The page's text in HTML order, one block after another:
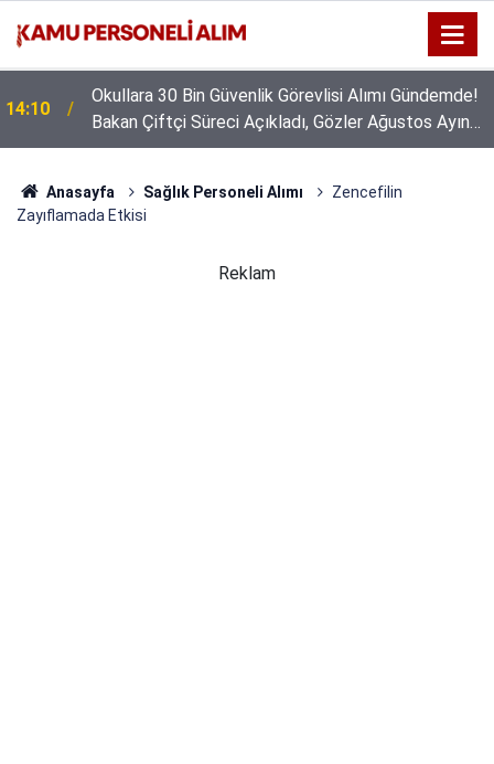
14:10
Okullara 30 Bin Güvenlik Görevlisi Alımı Gündemde!
Bakan Çiftçi Süreci Açıkladı, Gözler Ağustos Ayına
Çevrildi
Anasayfa Sağlık Personeli Alımı
Zencefilin
Zayıflamada Etkisi
Reklam